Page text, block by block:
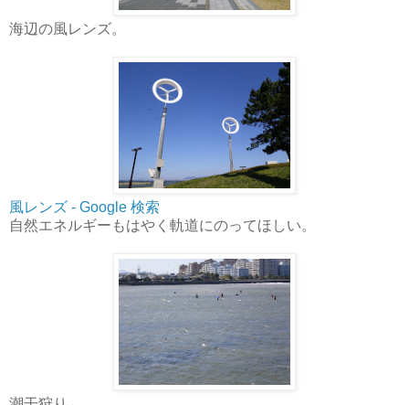
海辺の風レンズ。
風レンズ - Google 検索
自然エネルギーもはやく軌道にのってほしい。